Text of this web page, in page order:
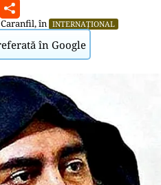
, în INTERNAȚIONAL
în Google